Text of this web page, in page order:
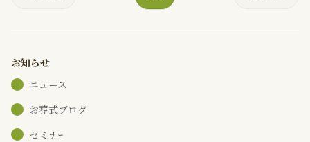
お知らせ
ニュース
お葬式ブログ
セミナｰ